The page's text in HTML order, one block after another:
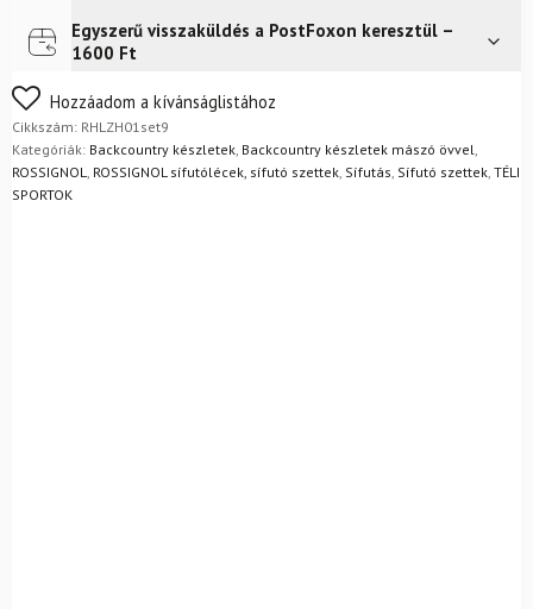
övekkel
+
ALPINA
Outlander
cipővel
+
botok
Futár a címreIngyenes
Egyszerű visszaküldés a PostFoxon keresztül –
1600 Ft
Nem biztos a választásában? Semmi gond – a terméket
egyszerűen visszaküldheti 14 napon belül, indoklás nélkül.
Mik a visszaküldés feltételei?
Hozzáadom a kívánságlistához
Cikkszám: RHLZH01set9
Kategóriák: Backcountry készletek, Backcountry készletek mászó övvel,
ROSSIGNOL, ROSSIGNOL sífutólécek, sífutó szettek, Sífutás, Sífutó szettek, TÉLI
SPORTOK